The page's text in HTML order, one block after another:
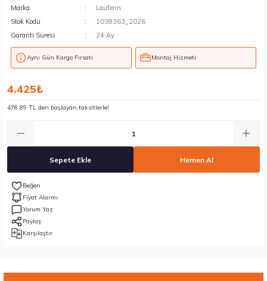
Marka
Laufenn
Stok Kodu
1038363_2026
Garanti Süresi
24 Ay
Aynı Gün Kargo Fırsatı Montaj Hizmeti
4.425₺
476,89 TL den başlayan taksitlerle!
Sepete Ekle Hemen Al
Fiyat Alarmı
Yorum Yaz
Paylaş
Karşılaştır